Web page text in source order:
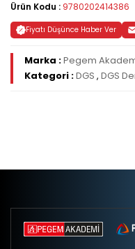
Ürün Kodu : 9780202414386
Fiyatı Düşünce Haber Ver
Marka :Pegem Akademi
Kategori :DGS , DGS